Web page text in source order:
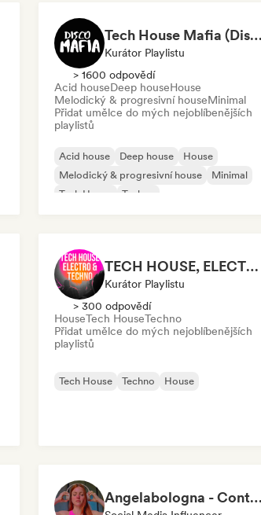
Tech House Mafia (Disco Mafia)
Kurátor Playlistu
> 1600 odpovědí
Acid houseDeep houseHouse
Melodický & progresivní houseMinimal
Přidat umělce do mých nejoblíbenějších
playlistů
Acid house Deep house
House
Melodický & progresivní house
Minimal
Tech House
Techno
TECH HOUSE, ELECTRO & TECHNO 2026 (by Honey, everywhere)
Kurátor Playlistu
> 300 odpovědí
HouseTech HouseTechno
Přidat umělce do mých nejoblíbenějších
playlistů
Tech House Techno House
Angelabologna - Content Creator